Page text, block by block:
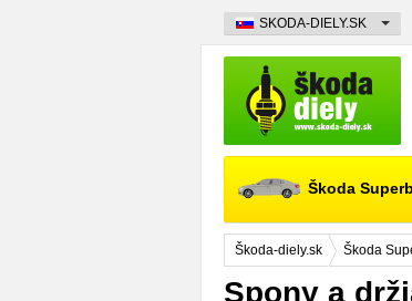
Škoda
Škoda-diely.sk Škoda
Spony a
SKODA-DIELY.SK